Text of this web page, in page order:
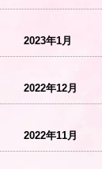
2023年1月
2022年12月
2022年11月